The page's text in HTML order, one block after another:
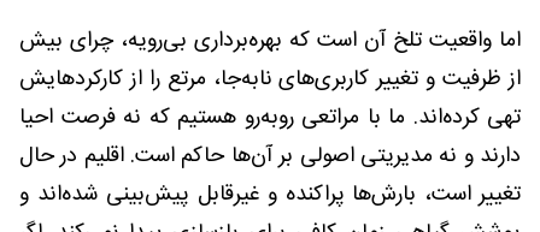
اما واقعیت تلخ آن است که بهره‌برداری بی‌رویه، چرای بیش
از ظرفیت و تغییر کاربری‌های نابه‌جا، مرتع را از کارکردهایش
تهی کرده‌اند. ما با مراتعی روبه‌رو هستیم که نه فرصت احیا
دارند و نه مدیریتی اصولی بر آن‌ها حاکم است. اقلیم در حال
تغییر است، بارش‌ها پراکنده و غیرقابل پیش‌بینی شده‌اند و